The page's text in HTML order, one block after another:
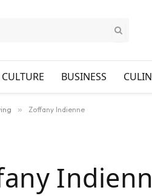
BUSINESS
» Zoffany Indienne